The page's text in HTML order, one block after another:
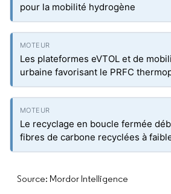
pour la mobilité hydrogène
Les plateformes eVTOL et de
urbaine favorisant le PRFC
Le recyclage en boucle fermée
fibres de carbone recyclées à
Source: Mordor Intelligence